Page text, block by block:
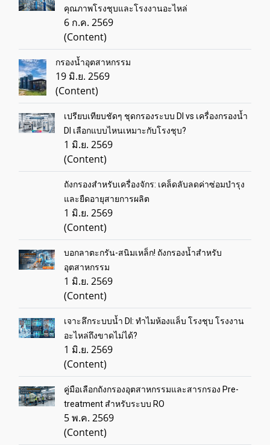
คุณภาพโรงชุบและโรงงานอะไหล่
6 ก.ค. 2569
(Content)
กรองน้ำอุตสาหกรรม
19 มิ.ย. 2569
(Content)
เปรียบเทียบชัดๆ ชุดกรองระบบ DI vs เครื่องกรองน้ำ
DI เลือกแบบไหนเหมาะกับโรงชุบ?
1 มิ.ย. 2569
(Content)
ถังกรองสำหรับเครื่องจักร: เคล็ดลับลดค่าซ่อมบำรุง
และยืดอายุสายการผลิต
1 มิ.ย. 2569
(Content)
บอกลาตะกรัน-สนิมเหล็ก! ถังกรองน้ำสำหรับ
อุตสาหกรรม
1 มิ.ย. 2569
(Content)
เจาะลึกระบบน้ำ DI: ทำไมห้องแล็บ โรงชุบ โรงงาน
อะไหล่ถึงขาดไม่ได้?
1 มิ.ย. 2569
(Content)
คู่มือเลือกถังกรองอุตสาหกรรมและสารกรอง Pre-
treatment สำหรับระบบ RO
5 พ.ค. 2569
(Content)